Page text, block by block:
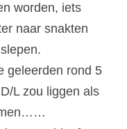
worden, iets
naar snakten
geleerden rond 5
L zou liggen als